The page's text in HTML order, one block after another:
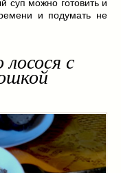
суп можно готовить и
и подумать не
лосося с